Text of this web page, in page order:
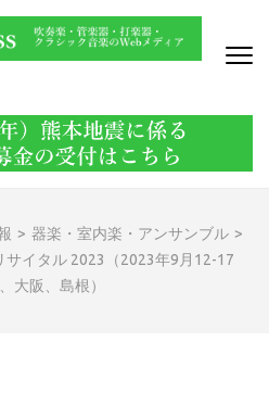
> 器楽・室内楽・アンサンブル >
イタル 2023（2023年9月12-17
大阪、島根）